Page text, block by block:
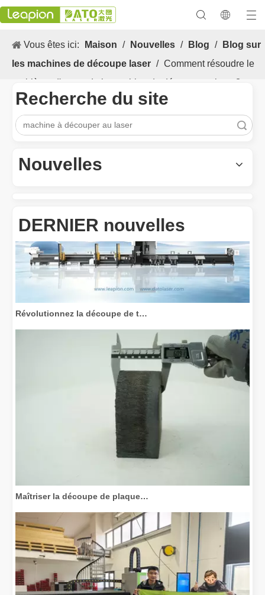
Vous êtes ici: Maison / Nouvelles / Blog /
Blog sur
les machines de découpe laser / Comment résoudre le
problème d'erreur de la machine de découpe au laser?
Recherche du site
Nouvelles
DERNIER nouvelles
Les Application et les caractéristiques exceptionnelles des machines de marquage laser